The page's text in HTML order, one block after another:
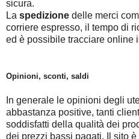
sicura.
La spedizione delle merci
corriere espresso, il tempo di
ed è possibile tracciare online
Opinioni, sconti, saldi
In generale le opinioni degli
abbastanza positive, tanti
soddisfatti della qualità dei
dei prezzi bassi pagati. Il sito